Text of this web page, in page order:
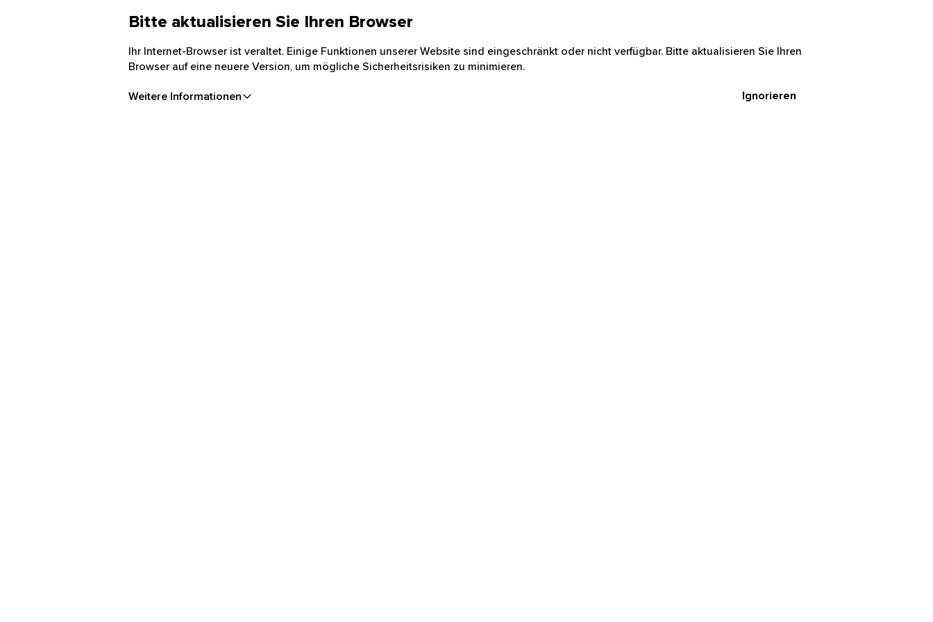
Bitte aktualisieren Sie Ihren Browser
Ihr Internet-Browser ist veraltet. Einige Funktionen unserer Website sind eingeschränkt oder nicht verfügbar. Bitte aktualisieren Sie Ihren
Browser auf eine neuere Version, um mögliche Sicherheitsrisiken zu minimieren.
Weitere Informationen Ignorieren